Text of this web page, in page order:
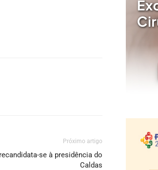
Próximo artigo
se à presidência do
Caldas